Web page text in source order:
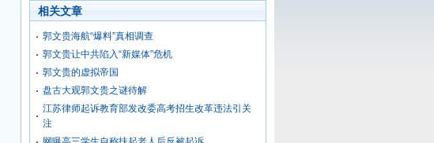
相关文章
郭文贵海航“爆料”真相调查
郭文贵让中共陷入“新媒体”危机
郭文贵的虚拟帝国
盘古大观郭文贵之谜待解
江苏律师起诉教育部发改委高考招生改革违法引关
注